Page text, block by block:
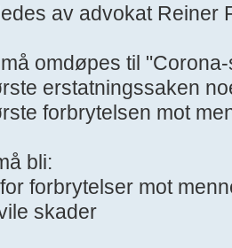
av advokat Reiner
omdøpes til
erstatningssaken
forbrytelsen mot
bli:
forbrytelser mot
skader